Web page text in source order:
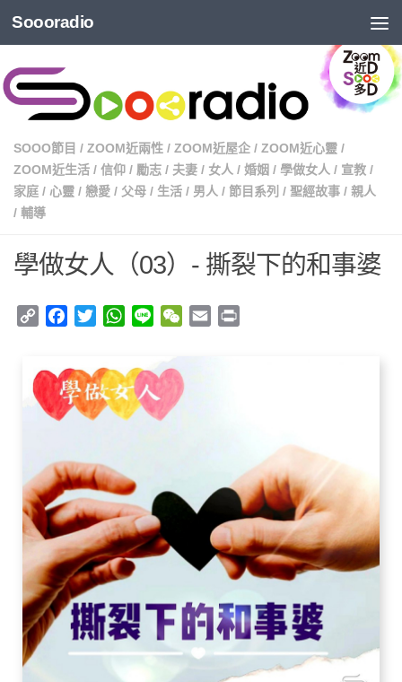
Soooradio
SOOO節目 / ZOOM近兩性 / ZOOM近屋企 / ZOOM近心靈 /
ZOOM近生活 / 信仰 / 勵志 / 夫妻 / 女人 / 婚姻 / 學做女人 / 宣教 /
家庭 / 心靈 / 戀愛 / 父母 / 生活 / 男人 / 節目系列 / 聖經故事 / 親人
/ 輔導
學做女人（03）- 撕裂下的和事婆
Copy
Facebook
TwitterWhatsApp
Line WeChat
Email